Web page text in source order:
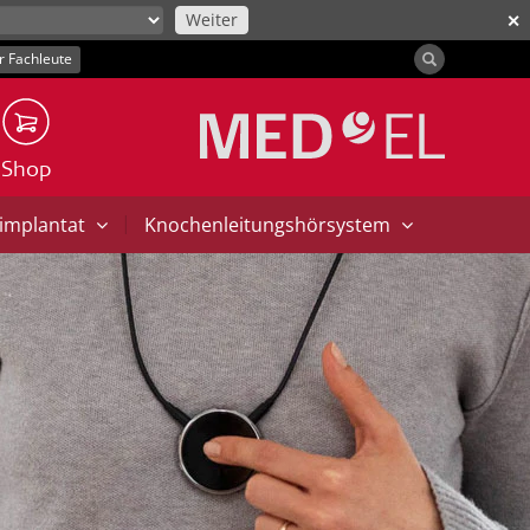
✕
Weiter
Fachleute
Shop
| Knochenleitungshörsystem